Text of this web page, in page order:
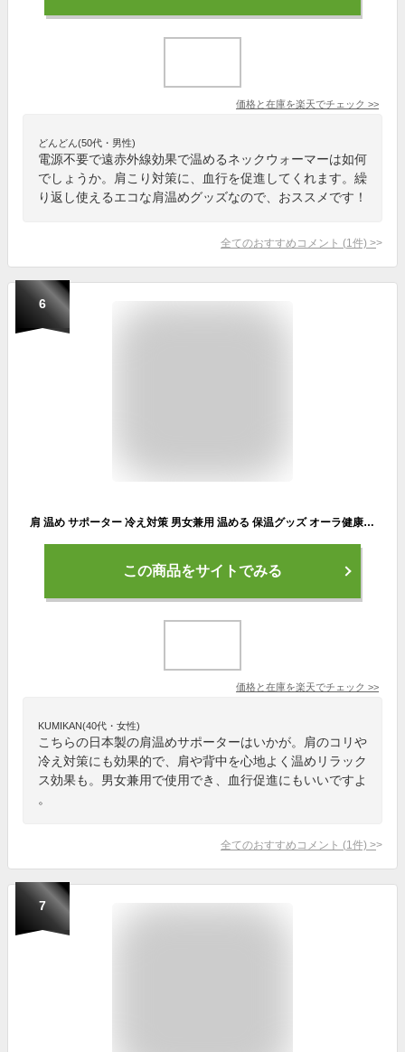
価格と在庫を楽天でチェック >>
どんどん(50代・男性)
電源不要で遠赤外線効果で温めるネックウォーマーは如何
でしょうか。肩こり対策に、血行を促進してくれます。繰
り返し使えるエコな肩温めグッズなので、おススメです！
全てのおすすめコメント (1 件) >
6
肩 温め サポーター 冷え対策 男女兼用 温める 保温グッズ オーラ健康骨 あったかサポーター 極 オーラ蓄熱繊維 冷え 肩こり 肩甲骨 四十肩 五十肩 富士パックス 日本製 ウォーマー 肩 鎖骨 大椎 温かい 温め グッズ 秋 冬 ギフト プレゼント
この商品をサイトでみる
価格と在庫を楽天でチェック >>
KUMIKAN(40代・女性)
こちらの日本製の肩温めサポーターはいかが。肩のコリや
冷え対策にも効果的で、肩や背中を心地よく温めリラック
ス効果も。男女兼用で使用でき、血行促進にもいいですよ
。
全てのおすすめコメント (1 件) >
7